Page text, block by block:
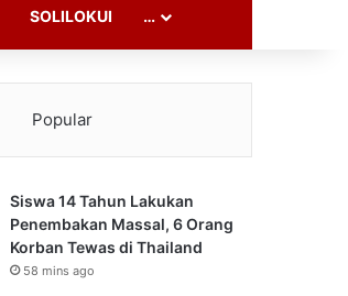
SOLILOKUI …
Popular
Siswa 14 Tahun Lakukan
Penembakan Massal, 6 Orang
Korban Tewas di Thailand
58 mins ago